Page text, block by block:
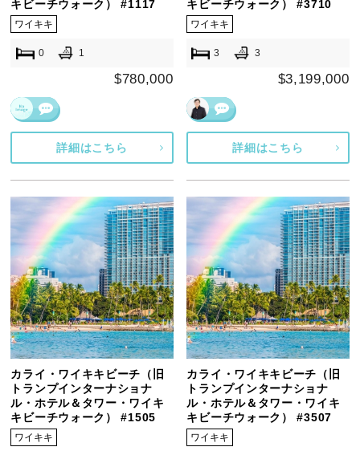
キビーチウォーク） #1117
ワイキキ
0 1
$780,000
詳細はこちら
キビーチウォーク） #3710
ワイキキ
3 3
$3,199,000
詳細はこちら
カライ・ワイキキビーチ（旧
トランプインターナショナ
ル・ホテル＆タワー・ワイキ
キビーチウォーク） #1505
ワイキキ
カライ・ワイキキビーチ（旧
トランプインターナショナ
ル・ホテル＆タワー・ワイキ
キビーチウォーク） #3507
ワイキキ